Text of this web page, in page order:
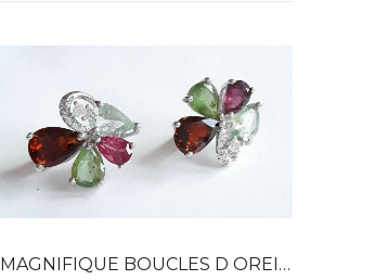
Dans mon panier
MAGNIFIQUE BOUCLES D OREILLES DE CRÉATEUR...